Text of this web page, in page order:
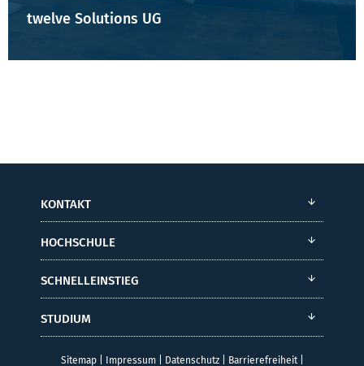
twelve Solutions UG
KONTAKT
HOCHSCHULE
SCHNELLEINSTIEG
STUDIUM
Sitemap| Impressum| Datenschutz| Barrierefreiheit|